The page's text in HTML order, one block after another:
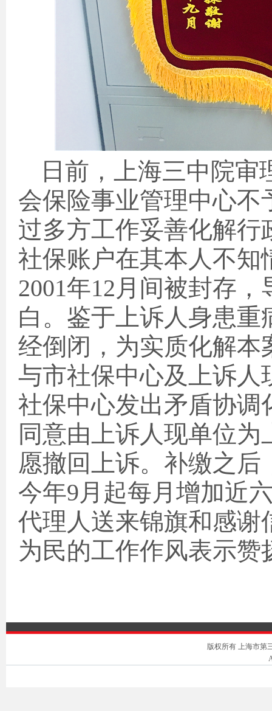
日前，上海三中院
会保险事业管理中心
过多方工作妥善化解
社保账户在其本人不知
2001年12月间被封存，
白。鉴于上诉人身患
经倒闭，为实质化解本
与市社保中心及上诉人
社保中心发出矛盾协调
同意由上诉人现单位
愿撤回上诉。补缴之
今年9月起每月增加近
代理人送来锦旗和感谢
为民的工作作风表示赞
版权所有 上海市第